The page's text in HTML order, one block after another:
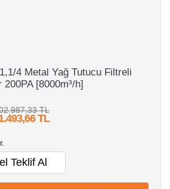
4 Metal Yağ Tutucu Filtreli
[8000m³/h]
TL
TL
Teklif Al